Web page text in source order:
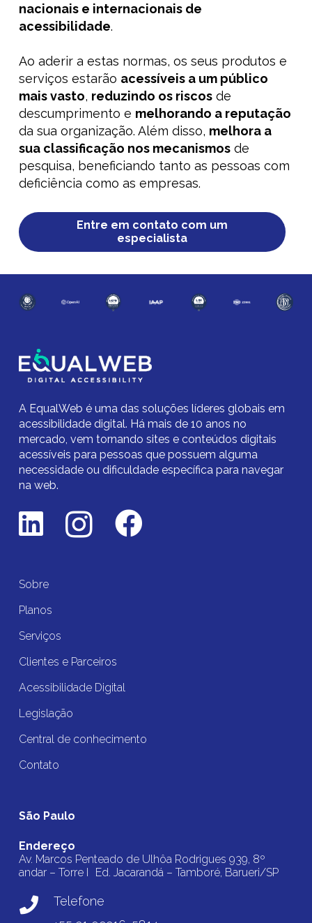
nacionais e internacionais de
acessibilidade.
Ao aderir a estas normas, os seus produtos e
serviços estarão acessíveis a um público
mais vasto, reduzindo os riscos de
descumprimento e melhorando a reputação
da sua organização. Além disso, melhora a
sua classificação nos mecanismos de
pesquisa, beneficiando tanto as pessoas com
deficiência como as empresas.
Entre em contato com um
especialista
A EqualWeb é uma das soluções líderes globais em
acessibilidade digital. Há mais de 10 anos no
mercado, vem tornando sites e conteúdos digitais
acessíveis para pessoas que possuem alguma
necessidade ou dificuldade específica para navegar
na web.
Sobre
Planos
Serviços
Clientes e Parceiros
Acessibilidade Digital
Legislação
Central de conhecimento
Contato
São Paulo
Endereço
Av. Marcos Penteado de Ulhôa Rodrigues 939, 8º
andar – Torre I Ed. Jacarandá – Tamboré, Barueri/SP
Telefone